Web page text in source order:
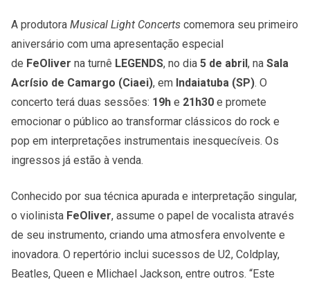
A produtora Musical Light Concerts comemora seu primeiro
aniversário com uma apresentação especial
de FeOliver na turnê LEGENDS, no dia 5 de abril, na Sala
Acrísio de Camargo (Ciaei), em Indaiatuba (SP). O
concerto terá duas sessões: 19h e 21h30 e promete
emocionar o público ao transformar clássicos do rock e
pop em interpretações instrumentais inesquecíveis. Os
ingressos já estão à venda.
Conhecido por sua técnica apurada e interpretação singular,
o violinista FeOliver, assume o papel de vocalista através
de seu instrumento, criando uma atmosfera envolvente e
inovadora. O repertório inclui sucessos de U2, Coldplay,
Beatles, Queen e Mlichael Jackson, entre outros. “Este